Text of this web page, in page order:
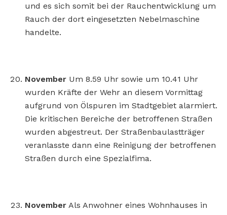
und es sich somit bei der Rauchentwicklung um
Rauch der dort eingesetzten Nebelmaschine
handelte.
November Um 8.59 Uhr sowie um 10.41 Uhr
wurden Kräfte der Wehr an diesem Vormittag
aufgrund von Ölspuren im Stadtgebiet alarmiert.
Die kritischen Bereiche der betroffenen Straßen
wurden abgestreut. Der Straßenbaulastträger
veranlasste dann eine Reinigung der betroffenen
Straßen durch eine Spezialfima.
November Als Anwohner eines Wohnhauses in